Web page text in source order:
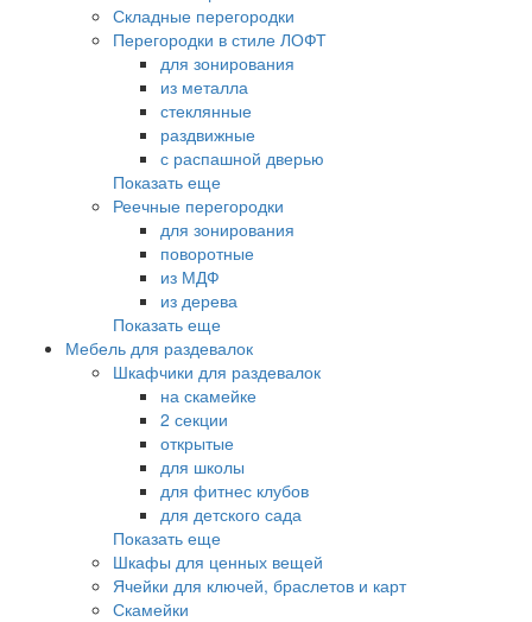
Складные перегородки
Перегородки в стиле ЛОФТ
для зонирования
из металла
стеклянные
раздвижные
с распашной дверью
Показать еще
Реечные перегородки
для зонирования
поворотные
из МДФ
из дерева
Показать еще
Мебель для раздевалок
Шкафчики для раздевалок
на скамейке
2 секции
открытые
для школы
для фитнес клубов
для детского сада
Показать еще
Шкафы для ценных вещей
Ячейки для ключей, браслетов и карт
Скамейки